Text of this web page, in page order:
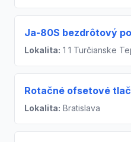
Ja-80S bezdrôtový
Lokalita: 1 1 Turčianske
Rotačné ofsetové
Lokalita: Bratislava